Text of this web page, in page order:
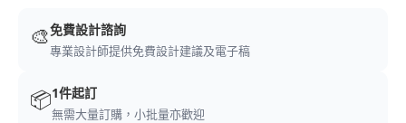
🎨免費設計諮詢
專業設計師提供免費設計建議及電子稿
📦1件起訂
無需大量訂購，小批量亦歡迎